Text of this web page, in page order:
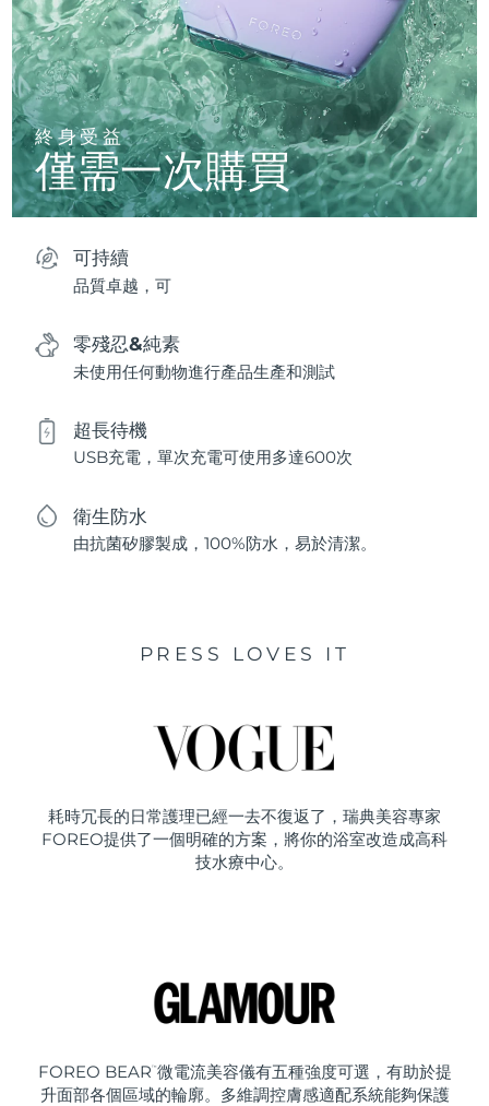
終身受益
僅需一次購買
可持續
品質卓越，可
零殘忍&純素
未使用任何動物進行產品生產和測試
超長待機
USB充電，單次充電可使用多達600次
衛生防水
由抗菌矽膠製成，100%防水，易於清潔。
PRESS LOVES IT
耗時冗長的日常護理已經一去不復返了，瑞典美容專家
FOREO提供了一個明確的方案，將你的浴室改造成高科
技水療中心。
FOREO BEAR ™ 微電流美容儀有五種強度可選，有助於提
升面部各個區域的輪廓。多維調控膚感適配系統能夠保護